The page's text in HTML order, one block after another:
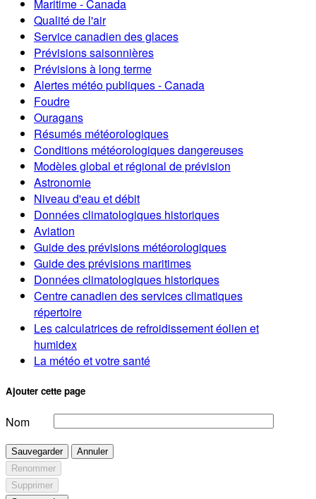
Maritime - Canada
Qualité de l'air
Service canadien des glaces
Prévisions saisonnières
Prévisions à long terme
Alertes météo publiques - Canada
Foudre
Ouragans
Résumés météorologiques
Conditions météorologiques dangereuses
Modèles global et régional de prévision
Astronomie
Niveau d'eau et débit
Données climatologiques historiques
Aviation
Guide des prévisions météorologiques
Guide des prévisions maritimes
Données climatologiques historiques
Centre canadien des services climatiques
répertoire
Les calculatrices de refroidissement éolien et
humidex
La météo et votre santé
Ajouter cette page
Nom
Sauvegarder
Annuler
Renommer
Supprimer